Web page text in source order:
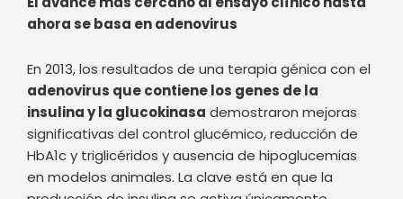
significativas del control glucémico, reducción de
en modelos animales. La clave está en que la
producción de insulina se activa únicamente
cuando la glucosa aumenta. Esta investigación es
muy relevante no solo por los resultados sino
también porque se llevó a cabo en España por un
grupo de investigadores nacionales.